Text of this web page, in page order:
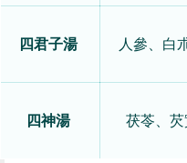
四君子湯 人參、白
四神湯 茯苓、